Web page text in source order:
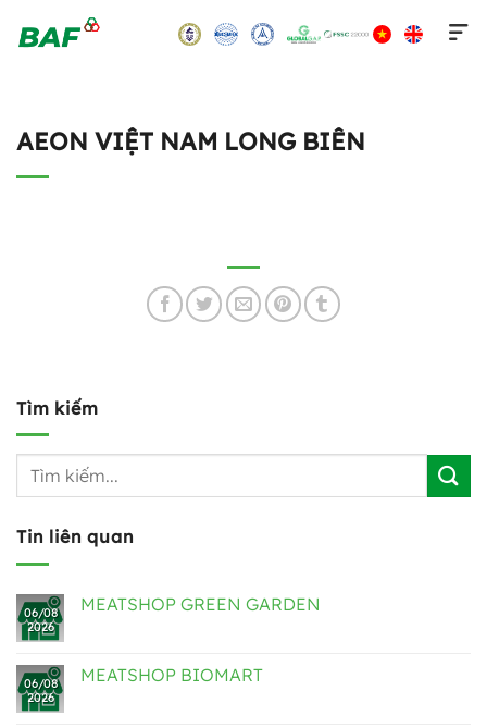
AEON VIỆT NAM LONG BIÊN
Tìm kiếm
Tin liên quan
06/08
2026
MEATSHOP GREEN GARDEN
06/08
2026
MEATSHOP BIOMART